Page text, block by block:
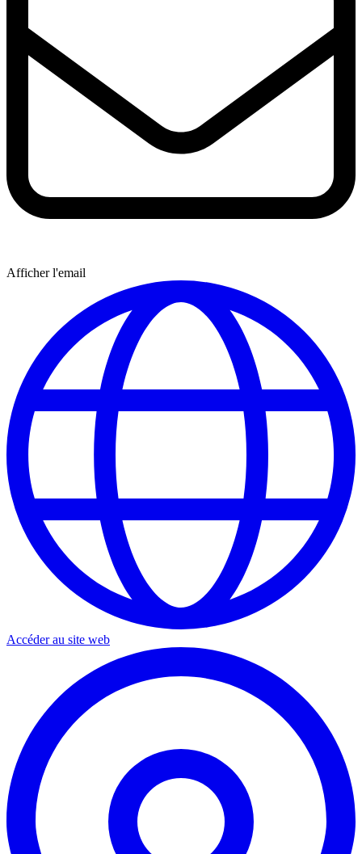
Afficher l'email
Accéder au site web